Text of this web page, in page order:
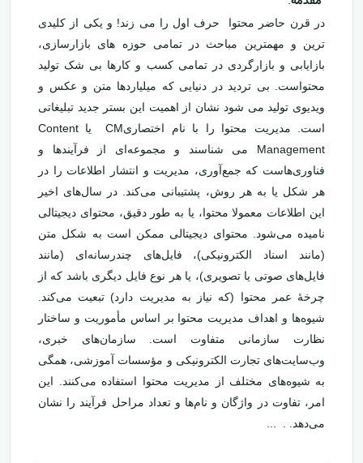
در قرن حاضر محتوا حرف اول را می زند! و یکی از کلیدی
ترین و مهمترین مباحث در تمامی حوزه های بازارسازی،
بازایابی و بازارگردی در تمامی کسب و کارها بی شک تولید
محتواست. بی تردید در دنیایی که میلیاردها متن و عکس و
ویدیوی تولید می شود نشان از اهمیت این بستر جدید تبلیغاتی
است. مدیریت محتوا را با نام اختصاریCM یا Content
Management می شناسند و مجموعه‌ای از فرآیندها و
فناوری‌هاست که جمع‌آوری، مدیریت و انتشار اطلاعات را در
هر شکل یا به هر روش، پشتیبانی می‌کند. در سال‌های اخیر
این اطلاعات معمولا محتوا، یا به طور دقیق، محتوای دیجیتالی
نامیده می‌شود. محتوای دیجیتالی ممکن است به شکل متن
(مانند اسناد الکترونیکی)، فایل‌های چندرسانه‌ای (مانند
فایل‌های صوتی یا تصویری)، یا هر نوع فایل دیگری باشد که از
چرخۀ عمر محتوا (که نیاز به مدیریت دارد) تبعیت می‌کند.
شیوه‌ها و اهداف مدیریت محتوا بر اساس مأموریت و ساختار
نظارت سازمانی متفاوت است. سازمان‌های خبری،
وب‌سایت‌های تجارت الکترونیکی و مؤسسات آموزشی، همگی
به شیوه‌های مختلف از مدیریت محتوا استفاده می‌کنند. این
امر، تفاوت در واژگان و نام‌ها و تعداد مراحل فرآیند را نشان
می‌دهد. . ...